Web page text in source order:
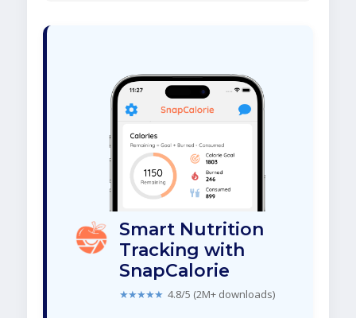
Smart Nutrition
Tracking with
SnapCalorie
★★★★★ 4.8/5 (2M+ downloads)